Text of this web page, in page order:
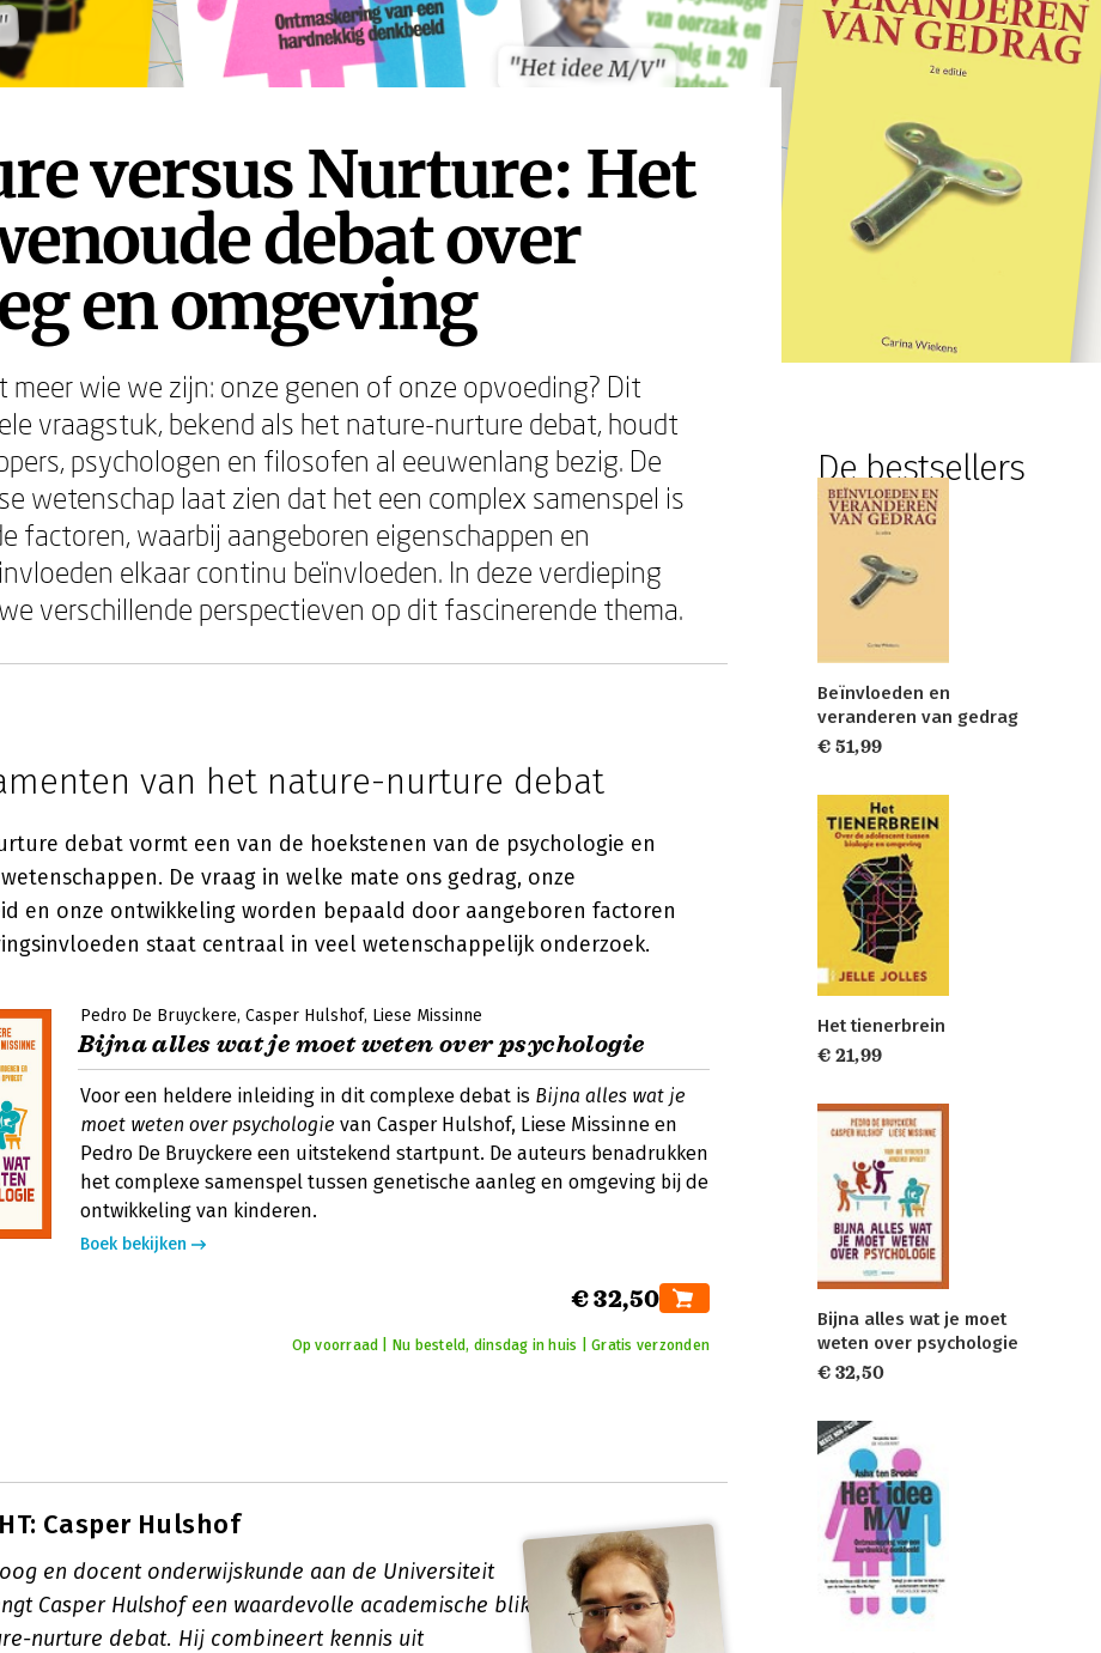
"Het idee M/V"
"Het idee M/V"
versus Nurture: Het
debat over
en omgeving
meer wie we zijn: onze genen of onze opvoeding? Dit
vraagstuk, bekend als het nature-nurture debat, houdt
psychologen en filosofen al eeuwenlang bezig. De
wetenschap laat zien dat het een complex samenspel is
factoren, waarbij aangeboren eigenschappen en
elkaar continu beïnvloeden. In deze verdieping
verschillende perspectieven op dit fascinerende thema.
van het nature-nurture debat
debat vormt een van de hoekstenen van de psychologie en
De vraag in welke mate ons gedrag, onze
en onze ontwikkeling worden bepaald door aangeboren factoren
staat centraal in veel wetenschappelijk onderzoek.
Pedro De Bruyckere Casper Hulshof Liese Missinne
Bijna alles wat je moet weten over psychologie
Voor een heldere inleiding in dit complexe debat is Bijna alles wat je
moet weten over psychologie van Casper Hulshof, Liese Missinne en
Pedro De Bruyckere een uitstekend startpunt. De auteurs benadrukken
het complexe samenspel tussen genetische aanleg en omgeving bij de
ontwikkeling van kinderen.
Boek bekijken
€ 32,50
Op voorraad | Nu besteld, dinsdag in huis | Gratis verzonden
Casper Hulshof
en docent onderwijskunde aan de Universiteit
Casper Hulshof een waardevolle academische blik
nurture debat. Hij combineert kennis uit
De bestsellers
Beïnvloeden en
veranderen van gedrag
€ 51,99
Het tienerbrein
€ 21,99
Bijna alles wat je moet
weten over psychologie
€ 32,50